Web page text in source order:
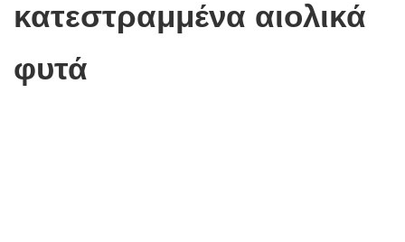
κατεστραμμένα αιολικά
φυτά